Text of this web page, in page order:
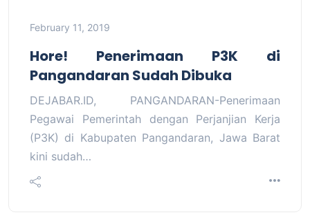
February 11, 2019
Hore! Penerimaan P3K di
Pangandaran Sudah Dibuka
DEJABAR.ID, PANGANDARAN-Penerimaan
Pegawai Pemerintah dengan Perjanjian Kerja
(P3K) di Kabupaten Pangandaran, Jawa Barat
kini sudah…